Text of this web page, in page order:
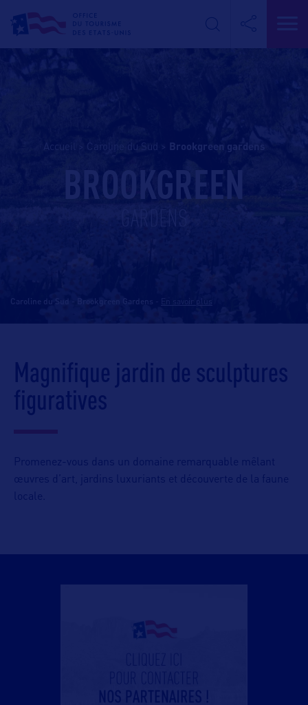
Accueil Caroline du Sud brookgreen gardens
BROOKGREEN
GARDENS
Caroline du Sud - Brookgreen Gardens
Magnifique jardin de sculptures
figuratives
Promenez-vous dans un domaine remarquable mêlant
œuvres d’art, jardins luxuriants et découverte de la faune
locale.